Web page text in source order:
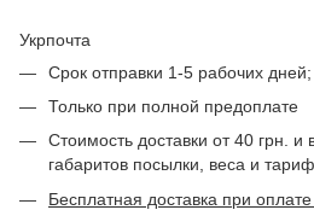
Укрпочта
Срок отправки 1-5 рабочих дней;
Только при полной предоплате
Стоимость доставки от 40 грн. и
габаритов посылки, веса и
Бесплатная доставка при